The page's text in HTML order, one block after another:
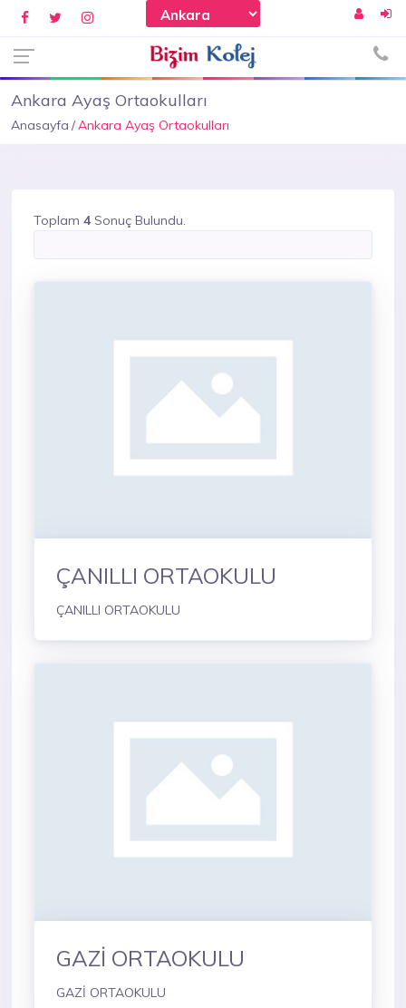
Ankara Ayaş Ortaokulları
Anasayfa Ankara Ayaş Ortaokulları
Toplam 4Sonuç Bulundu.
ÇANILLI ORTAOKULU
ÇANILLI ORTAOKULU
GAZİ ORTAOKULU
GAZİ ORTAOKULU